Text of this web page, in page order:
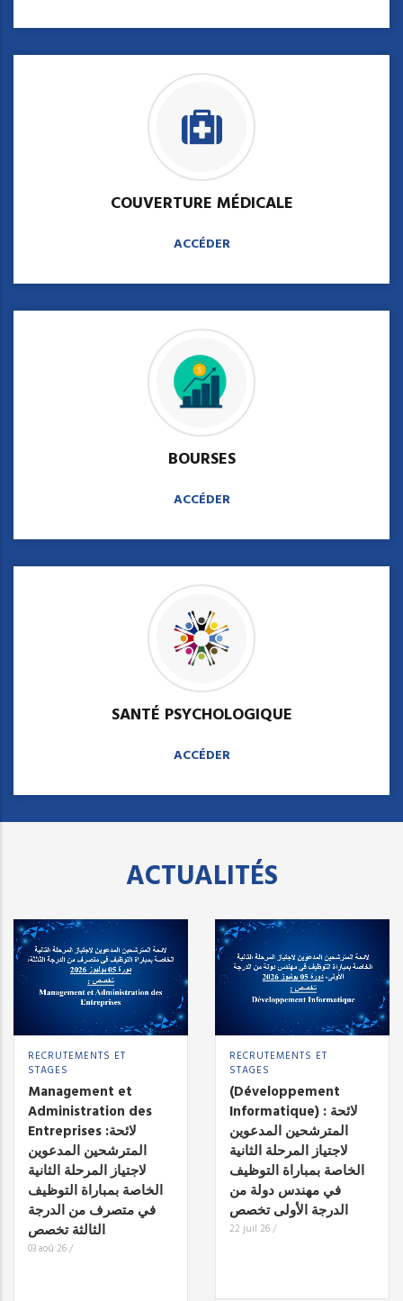
COUVERTURE MÉDICALE
ACCÉDER
BOURSES
ACCÉDER
SANTÉ PSYCHOLOGIQUE
ACCÉDER
ACTUALITÉS
RECRUTEMENTS ET
STAGES
Management et
Administration des
Entreprises :لائحة
المترشحين المدعوين
لاجتياز المرحلة الثانية
الخاصة بمباراة التوظيف
في متصرف من الدرجة
الثالثة تخصص
03 aoû 26/
RECRUTEMENTS ET
STAGES
(Développement
Informatique) : لائحة
المترشحين المدعوين
لاجتياز المرحلة الثانية
الخاصة بمباراة التوظيف
في مهندس دولة من
الدرجة الأولى تخصص
22 juil 26/